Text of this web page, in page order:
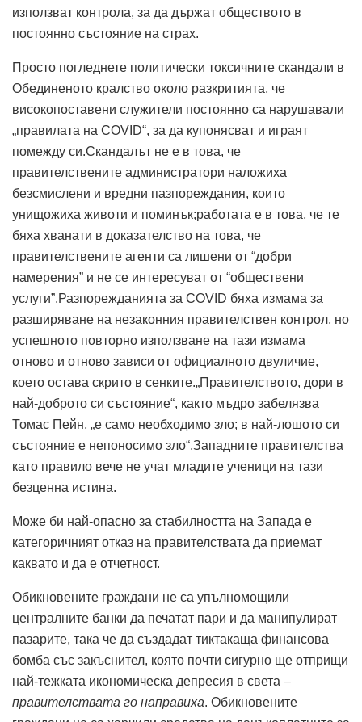
използват контрола, за да държат обществото в
постоянно състояние на страх.
Просто погледнете политически токсичните скандали в
Обединеното кралство около разкритията, че
високопоставени служители постоянно са нарушавали
„правилата на COVID“, за да купонясват и играят
помежду си.Скандалът не е в това, че
правителствените администратори наложиха
безсмислени и вредни пазпореждания, които
унищожиха животи и поминък;работата е в това, че те
бяха хванати в доказателство на това, че
правителствените агенти са лишени от “добри
намерения” и не се интересуват от “обществени
услуги”.Разпорежданията за COVID бяха измама за
разширяване на незаконния правителствен контрол, но
успешното повторно използване на тази измама
отново и отново зависи от официалното двуличие,
което остава скрито в сенките.„Правителството, дори в
най-доброто си състояние“, както мъдро забелязва
Томас Пейн, „е само необходимо зло; в най-лошото си
състояние е непоносимо зло“.Западните правителства
като правило вече не учат младите ученици на тази
безценна истина.
Може би най-опасно за стабилността на Запада е
категоричният отказ на правителствата да приемат
каквато и да е отчетност.
Обикновените граждани не са упълномощили
централните банки да печатат пари и да манипулират
пазарите, така че да създадат тиктакаща финансова
бомба със закъснител, която почти сигурно ще отприщи
най-тежката икономическа депресия в света –
правителствата го направиха. Обикновените